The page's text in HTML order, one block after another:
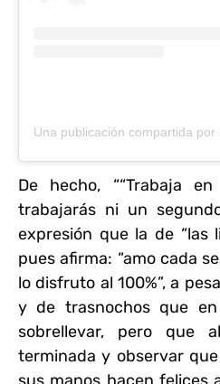
De hecho, ““Trabaja
trabajarás ni un
expresión que la de “las
pues afirma: “amo cada
lo disfruto al 100%”, a
y de trasnochos que
sobrellevar, pero que
terminada y observar